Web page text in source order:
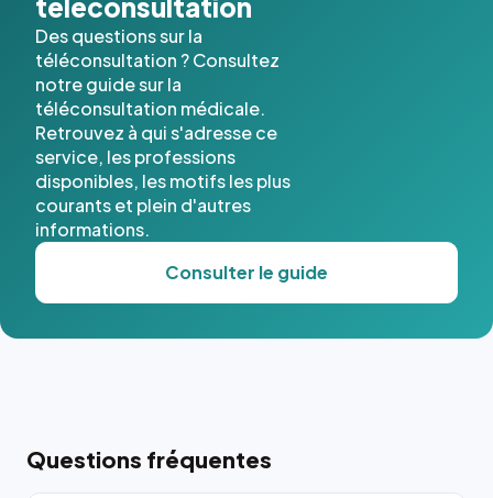
téléconsultation
Des questions sur la
téléconsultation ? Consultez
notre guide sur la
téléconsultation médicale.
Retrouvez à qui s'adresse ce
service, les professions
disponibles, les motifs les plus
courants et plein d'autres
informations.
Consulter le guide
Questions fréquentes